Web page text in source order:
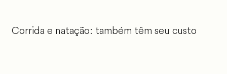
Corrida e natação: também têm seu custo